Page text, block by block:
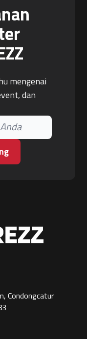
mengenai
dan
Condongcatur